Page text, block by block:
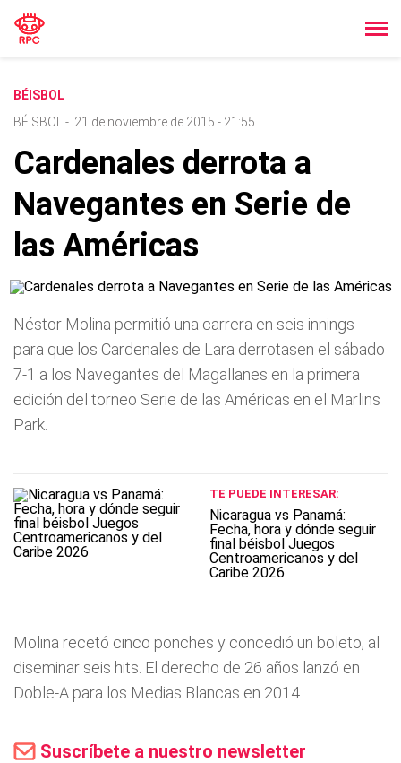
BÉISBOL
BÉISBOL
- 21 de noviembre de 2015 - 21:55
Cardenales derrota a
Navegantes en Serie de
las Américas
Néstor Molina permitió una carrera en seis innings
para que los Cardenales de Lara derrotasen el sábado
7-1 a los Navegantes del Magallanes en la primera
edición del torneo Serie de las Américas en el Marlins
Park.
TE PUEDE INTERESAR:
Nicaragua vs Panamá:
Fecha, hora y dónde seguir
final béisbol Juegos
Centroamericanos y del
Caribe 2026
Molina recetó cinco ponches y concedió un boleto, al
diseminar seis hits. El derecho de 26 años lanzó en
Doble-A para los Medias Blancas en 2014.
Suscríbete a nuestro newsletter